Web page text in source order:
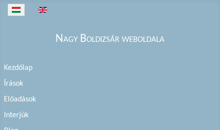
Válasszon nyelvet
Nagy Boldizsár weboldala
Kezdőlap
Írások
Előadások
Interjúk